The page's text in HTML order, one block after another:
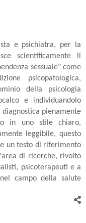
e psichiatra, per la
scientificamente il
sessuale" come
psicopatologica,
della psicologia
e individuandolo
pienamente
in uno stile chiaro,
leggibile, questo
un testo di riferimento
di ricerche, rivolto
psicoterapeuti e a
campo della salute